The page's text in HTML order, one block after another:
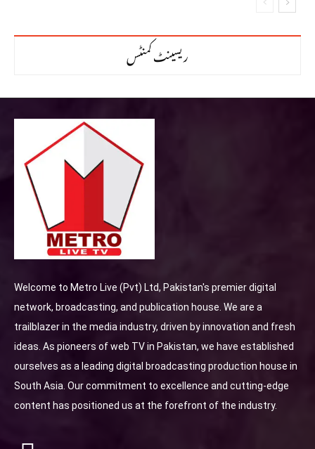
Welcome to Metro Live (Pvt) Ltd, Pakistan's premier digital
network, broadcasting, and publication house. We are a
trailblazer in the media industry, driven by innovation and fresh
ideas. As pioneers of web TV in Pakistan, we have established
ourselves as a leading digital broadcasting production house in
South Asia. Our commitment to excellence and cutting-edge
content has positioned us at the forefront of the industry.